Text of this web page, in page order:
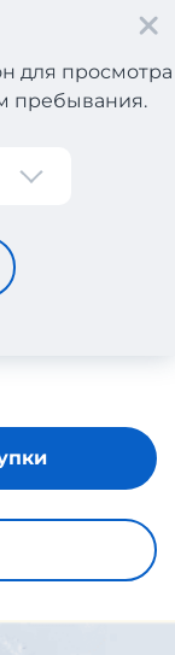
для просмотра
пребывания.